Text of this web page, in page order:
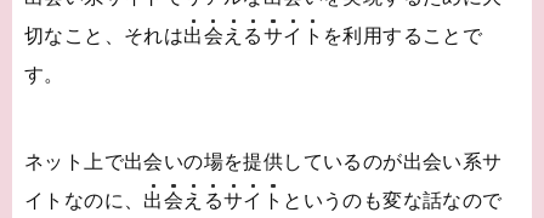
切なこと、それは出会 え るサイ ト を利用することで
す。
ネット上で出会いの場を提供しているのが出会い系サ
イトなのに、 出会 え るサイ ト というのも変な話なので